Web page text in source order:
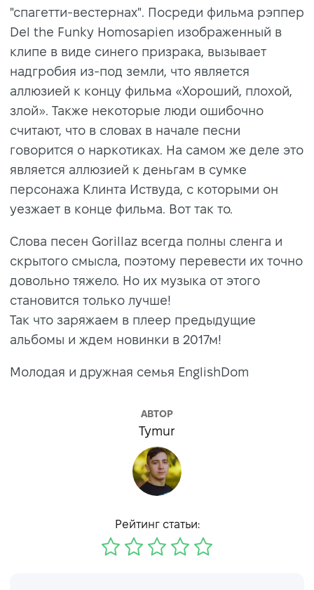
"спагетти-вестернах". Посреди фильма рэппер
Del the Funky Homosapien изображенный в
клипе в виде синего призрака, вызывает
надгробия из-под земли, что является
аллюзией к концу фильма «Хороший, плохой,
злой». Также некоторые люди ошибочно
считают, что в словах в начале песни
говорится о наркотиках. На самом же деле это
является аллюзией к деньгам в сумке
персонажа Клинта Иствуда, с которыми он
уезжает в конце фильма. Вот так то.
Слова песен Gorillaz всегда полны сленга и
скрытого смысла, поэтому перевести их точно
довольно тяжело. Но их музыка от этого
становится только лучше!
Так что заряжаем в плеер предыдущие
альбомы и ждем новинки в 2017м!
Молодая и дружная семья EnglishDom
АВТОР
Tymur
Рейтинг статьи: